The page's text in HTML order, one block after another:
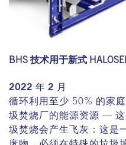
BHS 技术用于新式
2022 年 2 月
循环利用至少 50% 的家
圾焚烧厂的能源资源 —
圾焚烧会产生飞灰：这是